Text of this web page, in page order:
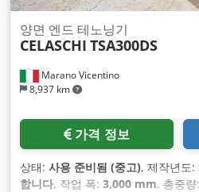
Marano Vicentino
8,937 km
양면 엔드 테노닝기
CELASCHI TSA300DS
가격 정보
상태: 사용 준비됨 (중고), 제작년도:
합니다, 작업 폭: 3,000 mm, 총중량: